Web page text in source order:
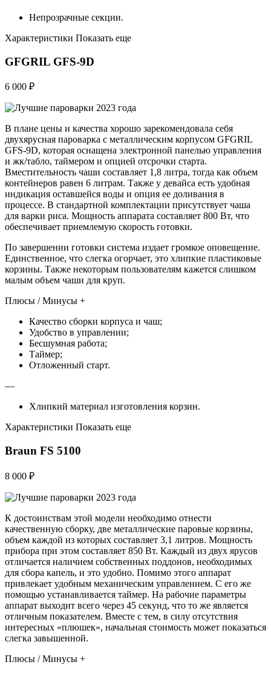
Непрозрачные секции.
Характеристики Показать еще
GFGRIL GFS-9D
6 000 ₽
В плане цены и качества хорошо зарекомендовала себя
двухярусная пароварка с металлическим корпусом GFGRIL
GFS-9D, которая оснащена электронной панелью управления
и жк/табло, таймером и опцией отсрочки старта.
Вместительность чаши составляет 1,8 литра, тогда как объем
контейнеров равен 6 литрам. Также у девайса есть удобная
индикация оставшейся воды и опция ее доливания в
процессе. В стандартной комплектации присутствует чаша
для варки риса. Мощность аппарата составляет 800 Вт, что
обеспечивает приемлемую скорость готовки.
По завершении готовки система издает громкое оповещение.
Единственное, что слегка огорчает, это хлипкие пластиковые
корзины. Также некоторым пользователям кажется слишком
малым объем чаши для круп.
Плюсы / Минусы +
Качество сборки корпуса и чаш;
Удобство в управлении;
Бесшумная работа;
Таймер;
Отложенный старт.
—
Хлипкий материал изготовления корзин.
Характеристики Показать еще
Braun FS 5100
8 000 ₽
К достоинствам этой модели необходимо отнести
качественную сборку, две металлические паровые корзины,
объем каждой из которых составляет 3,1 литров. Мощность
прибора при этом составляет 850 Вт. Каждый из двух ярусов
отличается наличием собственных поддонов, необходимых
для сбора капель, и это удобно. Помимо этого аппарат
привлекает удобным механическим управлением. С его же
помощью устанавливается таймер. На рабочие параметры
аппарат выходит всего через 45 секунд, что то же является
отличным показателем. Вместе с тем, в силу отсутствия
интересных «плюшек», начальная стоимость может показаться
слегка завышенной.
Плюсы / Минусы +